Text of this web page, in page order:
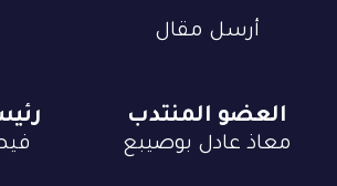
أرسل مقال
العضو المنتدب
معاذ عادل بوصيبع